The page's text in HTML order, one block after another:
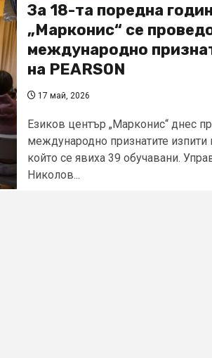
За 18-та поредна
„Марконис“ се
международно
на PEARSON
17 май, 2026
Езиков център „Марконис“ днес
международно признатите изпити
който се явиха 39 обучавани.
Николов...